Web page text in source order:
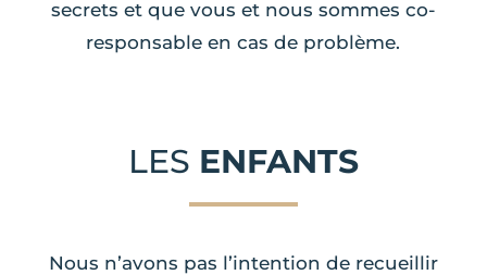
secrets et que vous et nous sommes co-
responsable en cas de problème.
LES ENFANTS
Nous n’avons pas l’intention de recueillir